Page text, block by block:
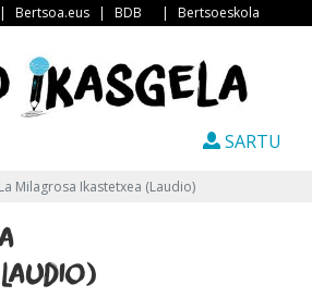
| Bertsoa.eus | BDB | Bertsoeskola
SARTU
La Milagrosa Ikastetxea (Laudio)